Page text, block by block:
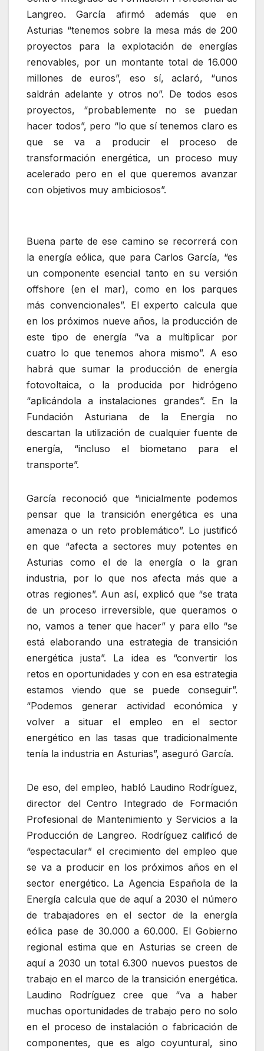
Langreo. García afirmó además que en
Asturias “tenemos sobre la mesa más de 200
proyectos para la explotación de energías
renovables, por un montante total de 16.000
millones de euros”, eso sí, aclaró, “unos
saldrán adelante y otros no”. De todos esos
proyectos, “probablemente no se puedan
hacer todos”, pero “lo que sí tenemos claro es
que se va a producir el proceso de
transformación energética, un proceso muy
acelerado pero en el que queremos avanzar
con objetivos muy ambiciosos”.
Buena parte de ese camino se recorrerá con
la energía eólica, que para Carlos García, “es
un componente esencial tanto en su versión
offshore (en el mar), como en los parques
más convencionales”. El experto calcula que
en los próximos nueve años, la producción de
este tipo de energía “va a multiplicar por
cuatro lo que tenemos ahora mismo”. A eso
habrá que sumar la producción de energía
fotovoltaica, o la producida por hidrógeno
“aplicándola a instalaciones grandes”. En la
Fundación Asturiana de la Energía no
descartan la utilización de cualquier fuente de
energía, “incluso el biometano para el
transporte”.
García reconoció que “inicialmente podemos
pensar que la transición energética es una
amenaza o un reto problemático”. Lo justificó
en que “afecta a sectores muy potentes en
Asturias como el de la energía o la gran
industria, por lo que nos afecta más que a
otras regiones”. Aun así, explicó que “se trata
de un proceso irreversible, que queramos o
no, vamos a tener que hacer” y para ello “se
está elaborando una estrategia de transición
energética justa”. La idea es “convertir los
retos en oportunidades y con en esa estrategia
estamos viendo que se puede conseguir”.
“Podemos generar actividad económica y
volver a situar el empleo en el sector
energético en las tasas que tradicionalmente
tenía la industria en Asturias”, aseguró García.
De eso, del empleo, habló Laudino Rodríguez,
director del Centro Integrado de Formación
Profesional de Mantenimiento y Servicios a la
Producción de Langreo. Rodríguez calificó de
“espectacular” el crecimiento del empleo que
se va a producir en los próximos años en el
sector energético. La Agencia Española de la
Energía calcula que de aquí a 2030 el número
de trabajadores en el sector de la energía
eólica pase de 30.000 a 60.000. El Gobierno
regional estima que en Asturias se creen de
aquí a 2030 un total 6.300 nuevos puestos de
trabajo en el marco de la transición energética.
Laudino Rodríguez cree que “va a haber
muchas oportunidades de trabajo pero no solo
en el proceso de instalación o fabricación de
componentes, que es algo coyuntural, sino